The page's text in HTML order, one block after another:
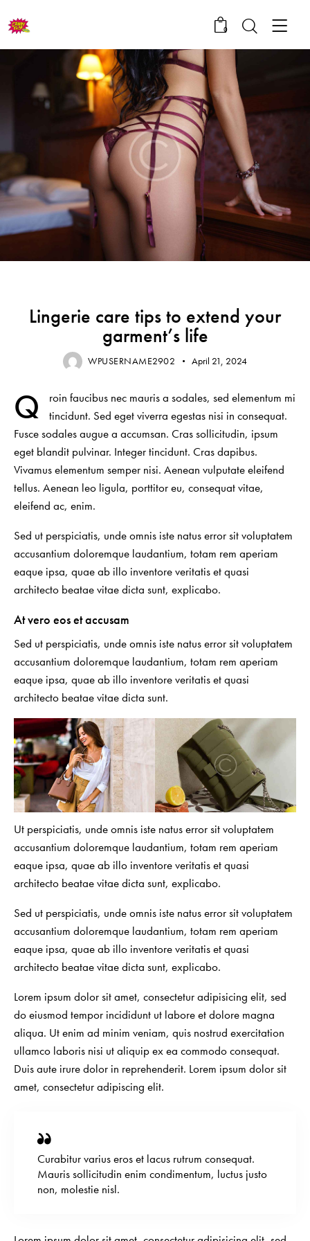
0
Lingerie care tips to extend your
garment’s life
WPUSERNAME2902 April 21, 2024
Q
roin faucibus nec mauris a sodales, sed elementum mi
tincidunt. Sed eget viverra egestas nisi in consequat.
Fusce sodales augue a accumsan. Cras sollicitudin, ipsum
eget blandit pulvinar. Integer tincidunt. Cras dapibus.
Vivamus elementum semper nisi. Aenean vulputate eleifend
tellus. Aenean leo ligula, porttitor eu, consequat vitae,
eleifend ac, enim.
Sed ut perspiciatis, unde omnis iste natus error sit voluptatem
accusantium doloremque laudantium, totam rem aperiam
eaque ipsa, quae ab illo inventore veritatis et quasi
architecto beatae vitae dicta sunt, explicabo.
At vero eos et accusam
Sed ut perspiciatis, unde omnis iste natus error sit voluptatem
accusantium doloremque laudantium, totam rem aperiam
eaque ipsa, quae ab illo inventore veritatis et quasi
architecto beatae vitae dicta sunt.
Ut perspiciatis, unde omnis iste natus error sit voluptatem
accusantium doloremque laudantium, totam rem aperiam
eaque ipsa, quae ab illo inventore veritatis et quasi
architecto beatae vitae dicta sunt, explicabo.
Sed ut perspiciatis, unde omnis iste natus error sit voluptatem
accusantium doloremque laudantium, totam rem aperiam
eaque ipsa, quae ab illo inventore veritatis et quasi
architecto beatae vitae dicta sunt, explicabo.
Lorem ipsum dolor sit amet, consectetur adipisicing elit, sed
do eiusmod tempor incididunt ut labore et dolore magna
aliqua. Ut enim ad minim veniam, quis nostrud exercitation
ullamco laboris nisi ut aliquip ex ea commodo consequat.
Duis aute irure dolor in reprehenderit. Lorem ipsum dolor sit
amet, consectetur adipiscing elit.
Curabitur varius eros et lacus rutrum consequat.
Mauris sollicitudin enim condimentum, luctus justo
non, molestie nisl.